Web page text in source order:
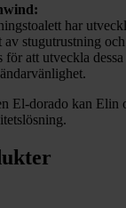
har
av stugutrustning
för att utveckla
El-dorado kan Elin